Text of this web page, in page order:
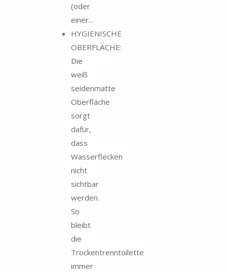
(oder
einer...
HYGIENISCHE
OBERFLÄCHE:
Die
weiß
seidenmatte
Oberfläche
sorgt
dafür,
dass
Wasserflecken
nicht
sichtbar
werden.
So
bleibt
die
Trockentrenntoilette
immer